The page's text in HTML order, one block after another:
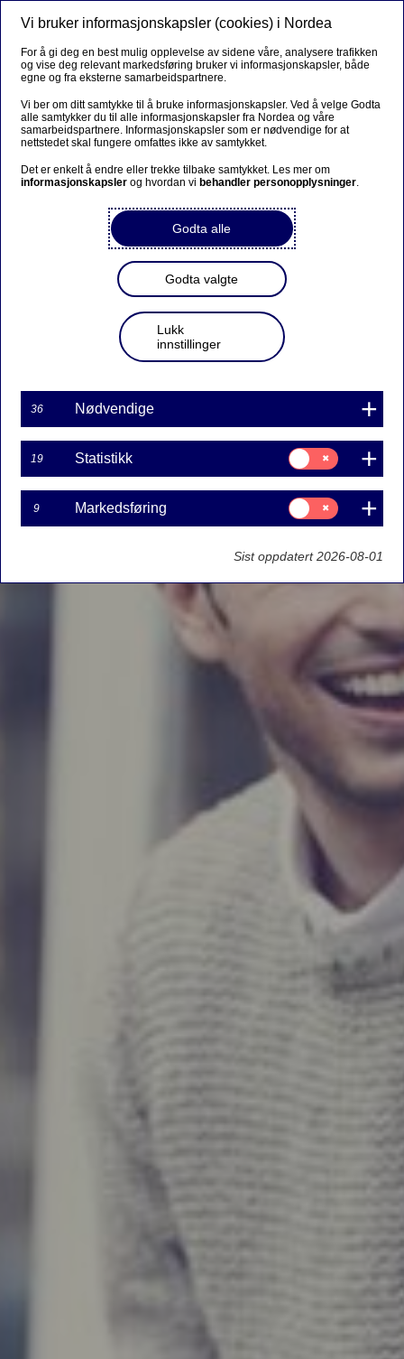
Vi bruker informasjonskapsler (cookies) i Nordea
For å gi deg en best mulig opplevelse av sidene våre, analysere trafikken
og vise deg relevant markedsføring bruker vi informasjonskapsler, både
egne og fra eksterne samarbeidspartnere.
Vi ber om ditt samtykke til å bruke informasjonskapsler. Ved å velge Godta
alle samtykker du til alle informasjonskapsler fra Nordea og våre
samarbeidspartnere. Informasjonskapsler som er nødvendige for at
nettstedet skal fungere omfattes ikke av samtykket.
Det er enkelt å endre eller trekke tilbake samtykket. Les mer om
informasjonskapsler og hvordan vi behandler personopplysninger.
Godta alle
Godta valgte
Lukk
innstillinger
36 Nødvendige
19 Statistikk
Samtykke
til:
Statistikk
9 Markedsføring
Samtykke
til:
Markedsføring
Sist oppdatert 2026-08-01